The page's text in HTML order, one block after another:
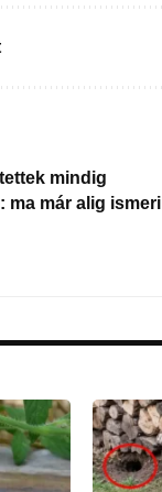
mindig
ma már alig ismeri